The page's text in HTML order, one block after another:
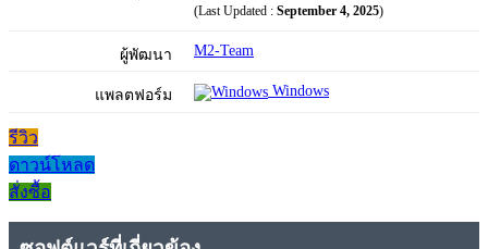
(Last Updated : September 4, 2025)
ผู้พัฒนา M2-Team
แพลตฟอร์ม Windows
รีวิว
ดาวน์โหลด
สั่งซื้อ